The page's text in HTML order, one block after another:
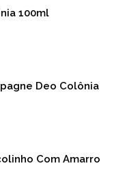
100ml
Deo Colônia
Com Amarro